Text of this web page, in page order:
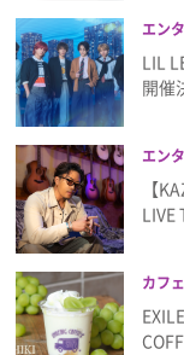
免責事項
プライバシーポリ
利用規約
お問い合わせ
エン
LIL
開催
エン
【
LIVE
カフ